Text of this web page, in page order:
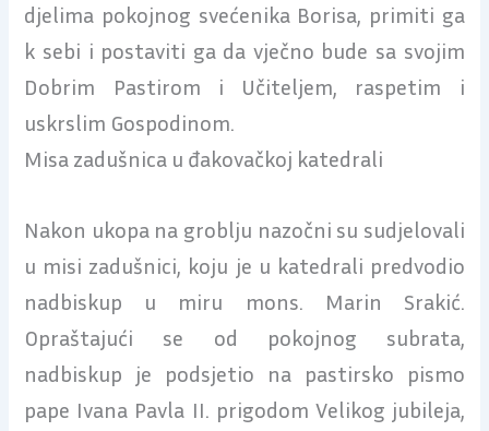
djelima pokojnog svećenika Borisa, primiti ga
k sebi i postaviti ga da vječno bude sa svojim
Dobrim Pastirom i Učiteljem, raspetim i
uskrslim Gospodinom.
Misa zadušnica u đakovačkoj katedrali
Nakon ukopa na groblju nazočni su sudjelovali
u misi zadušnici, koju je u katedrali predvodio
nadbiskup u miru mons. Marin Srakić.
Opraštajući se od pokojnog subrata,
nadbiskup je podsjetio na pastirsko pismo
pape Ivana Pavla II. prigodom Velikog jubileja,